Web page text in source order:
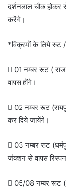
दर्शनलाल चौक
करेंगे।
*विक्रमों के लिये रुट /
 01 नम्बर रूट (
वापस होंगे।
 02 नम्बर रूट
कर दिये जायेंगे।
 03 नम्बर रूट
जंक्शन से वापस
 05/08 नम्बर रूट